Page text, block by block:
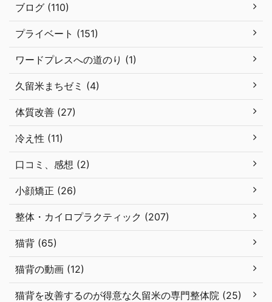
ブログ (110)
プライベート (151)
ワードプレスへの道のり (1)
久留米まちゼミ (4)
体質改善 (27)
冷え性 (11)
口コミ、感想 (2)
小顔矯正 (26)
整体・カイロプラクティック (207)
猫背 (65)
猫背の動画 (12)
猫背を改善するのが得意な久留米の専門整体院 (25)